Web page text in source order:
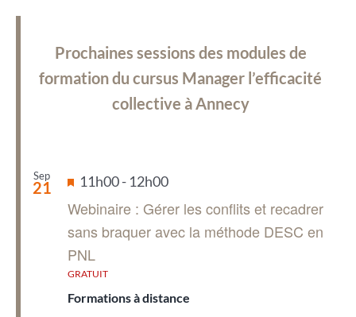
Prochaines sessions des modules de
formation du cursus Manager l’efficacité
collective à Annecy
Sep
21
Mis
en
avant
11h00- 12h00
Webinaire : Gérer les conflits et recadrer
sans braquer avec la méthode DESC en
PNL
GRATUIT
Formations à distance